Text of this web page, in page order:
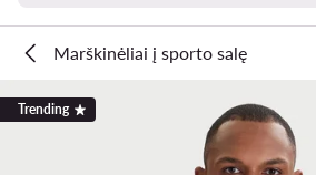
Marškinėliai į sporto salę
Trending